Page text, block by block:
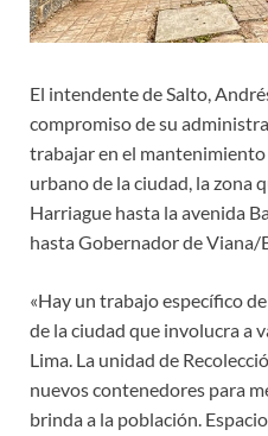
El intendente de Salto,
compromiso de su
trabajar en el
urbano de la ciudad, la zona
Harriague hasta la avenida
hasta Gobernador de Viana/
«Hay un trabajo específico
de la ciudad que involucra a
Lima. La unidad de
nuevos contenedores para
brinda a la población.